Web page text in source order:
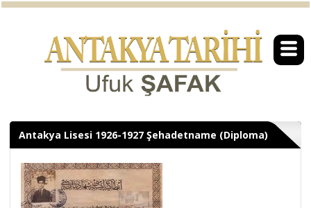
Antakya Lisesi 1926-1927 Şehadetname (Diploma)